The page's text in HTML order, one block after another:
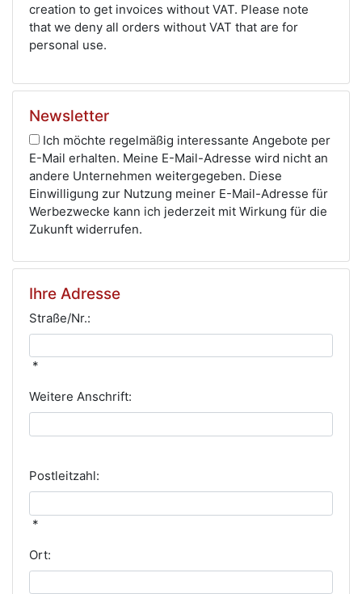
creation to get invoices without VAT. Please note
that we deny all orders without VAT that are for
personal use.
Newsletter
Ich möchte regelmäßig interessante Angebote per
E-Mail erhalten. Meine E-Mail-Adresse wird nicht an
andere Unternehmen weitergegeben. Diese
Einwilligung zur Nutzung meiner E-Mail-Adresse für
Werbezwecke kann ich jederzeit mit Wirkung für die
Zukunft widerrufen.
Ihre Adresse
Straße/Nr.:
*
Weitere Anschrift:
Postleitzahl:
*
Ort: